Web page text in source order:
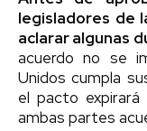
legisladores de
aclarar algunas
acuerdo no se
Unidos cumpla
el pacto
ambas partes